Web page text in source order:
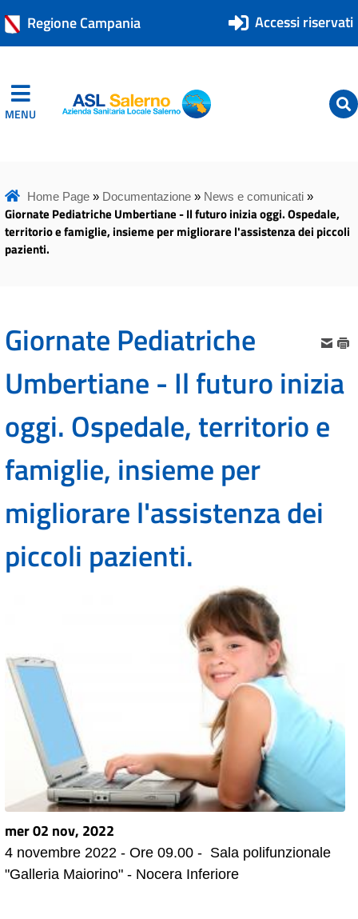
Regione Campania Accessi riservati
MENU ASL Salerno
ASL Salerno
Home Page» Documentazione» News e comunicati»
Giornate Pediatriche Umbertiane - Il futuro inizia oggi. Ospedale,
territorio e famiglie, insieme per migliorare l'assistenza dei piccoli
pazienti.
Giornate Pediatriche
Umbertiane - Il futuro inizia
oggi. Ospedale, territorio e
famiglie, insieme per
migliorare l'assistenza dei
piccoli pazienti.
mer 02 nov, 2022
4 novembre 2022 - Ore 09.00 - Sala polifunzionale
"Galleria Maiorino" - Nocera Inferiore